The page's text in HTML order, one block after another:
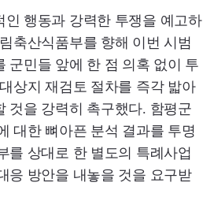
인 행동과 강력한 투쟁을 예고하
축산식품부를 향해 이번 시범
군민들 앞에 한 점 의혹 없이 투
상지 재검토 절차를 즉각 밟아
것을 강력히 촉구했다. 함평군
대한 뼈아픈 분석 결과를 투명
를 상대로 한 별도의 특례사업
응 방안을 내놓을 것을 요구받